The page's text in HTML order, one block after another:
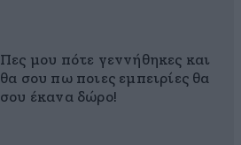
Πες μου πότε γεννήθηκες και
θα σου πω ποιες εμπειρίες θα
σου έκανα δώρο!